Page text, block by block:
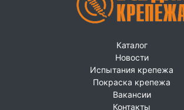
Каталог
Новости
Испытания крепежа
Покраска крепежа
Вакансии
Контакты